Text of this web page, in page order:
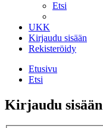
Etsi
UKK
Kirjaudu sisään
Rekisteröidy
Etusivu
Etsi
Kirjaudu sisään